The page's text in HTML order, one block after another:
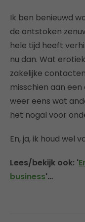
Ik ben benieuwd
de ontstoken
hele tijd heeft
nu dan. Wat
zakelijke
misschien aan
weer eens wat
het nogal voor
En, ja, ik houd wel
Lees/bekijk ook: '
business'…